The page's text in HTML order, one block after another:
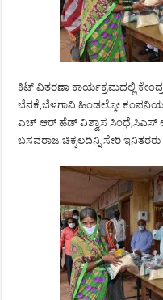
ಕಿಟ್ ವಿತರಣಾ ಕಾರ್ಯಕ್ರಮದಲ್ಲಿ
ಬೆನಕೆ,ಬೆಳಗಾವಿ ಹಿಂಡಲ್ಕೋ
ಎಚ್ ಆರ್ ಹೆಡ್ ವಿಶ್ವಾಸ ಸಿಂಧೆ,ಸಿಎಸ್
ಬಸವರಾಜ ಚಿಕ್ಕಲದಿನ್ನಿ ಸೇರಿ ಇನಿತರರು